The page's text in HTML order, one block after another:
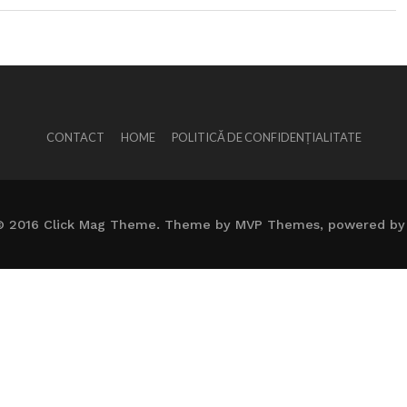
CONTACT HOME POLITICĂ DE CONFIDENȚIALITATE
2016 Click Mag Theme. Theme by MVP Themes, powered by